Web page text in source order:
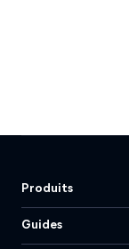
Produits
Guides